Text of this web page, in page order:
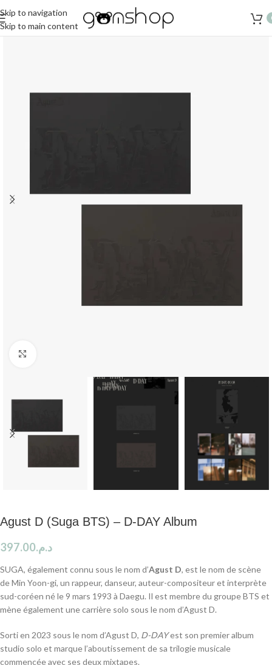
Skip to navigation
Skip to main content
Agust D (Suga BTS) – D-DAY Album
د.م.397.00
SUGA, également connu sous le nom d’Agust D, est le nom de scène
de Min Yoon-gi, un rappeur, danseur, auteur-compositeur et interprète
sud-coréen né le 9 mars 1993 à Daegu. Il est membre du groupe BTS et
mène également une carrière solo sous le nom d’Agust D.
Sorti en 2023 sous le nom d’Agust D, D-DAYest son premier album
studio solo et marque l’aboutissement de sa trilogie musicale
commencée avec ses deux mixtapes.